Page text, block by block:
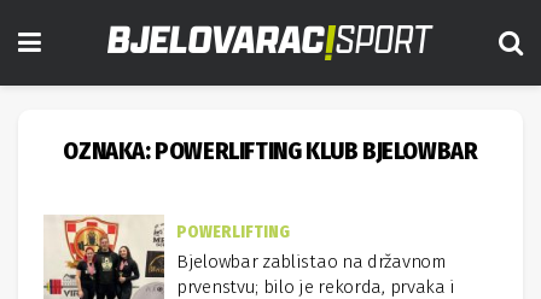
OZNAKA:POWERLIFTING KLUB BJELOWBAR
POWERLIFTING
Bjelowbar zablistao na državnom
prvenstvu; bilo je rekorda, prvaka i